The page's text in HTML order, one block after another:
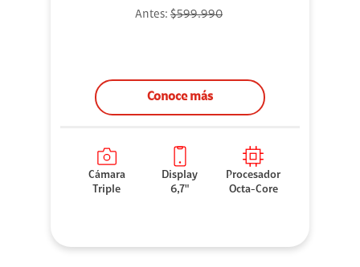
Antes: $599.990
Conoce más
Cámara
Triple
Display
6,7"
Procesador
Octa-Core